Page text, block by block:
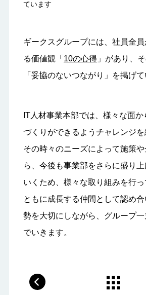
ています
ギークスグループには、社員全
る価値観「 10の心得」があり、
「妥協のないつながり」を掲げて
IT人材事業本部では、様々な面
づくりができるようチャレンジを
その時々のニーズによって施策
ら、今後も事業部をさらに盛り
いくため、様々な取り組みを行っ
ともに成長する仲間として認め
勢を大切にしながら、グループ
でいきます。